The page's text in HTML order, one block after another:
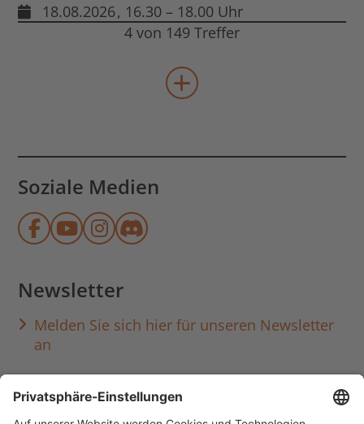
18.08.2026, 16.30 – 18.00 Uhr
4 von 149 Treffer
mehr Veranstaltungen
Soziale Medien
Münchner Stadtbibliothek auf
Münchner Stadtbibliothek auf
Münchner Stadtbibliothek
Münchner
Newsletter
Melden Sie sich hier für unseren Newsletter
an
Häufig aufgerufen